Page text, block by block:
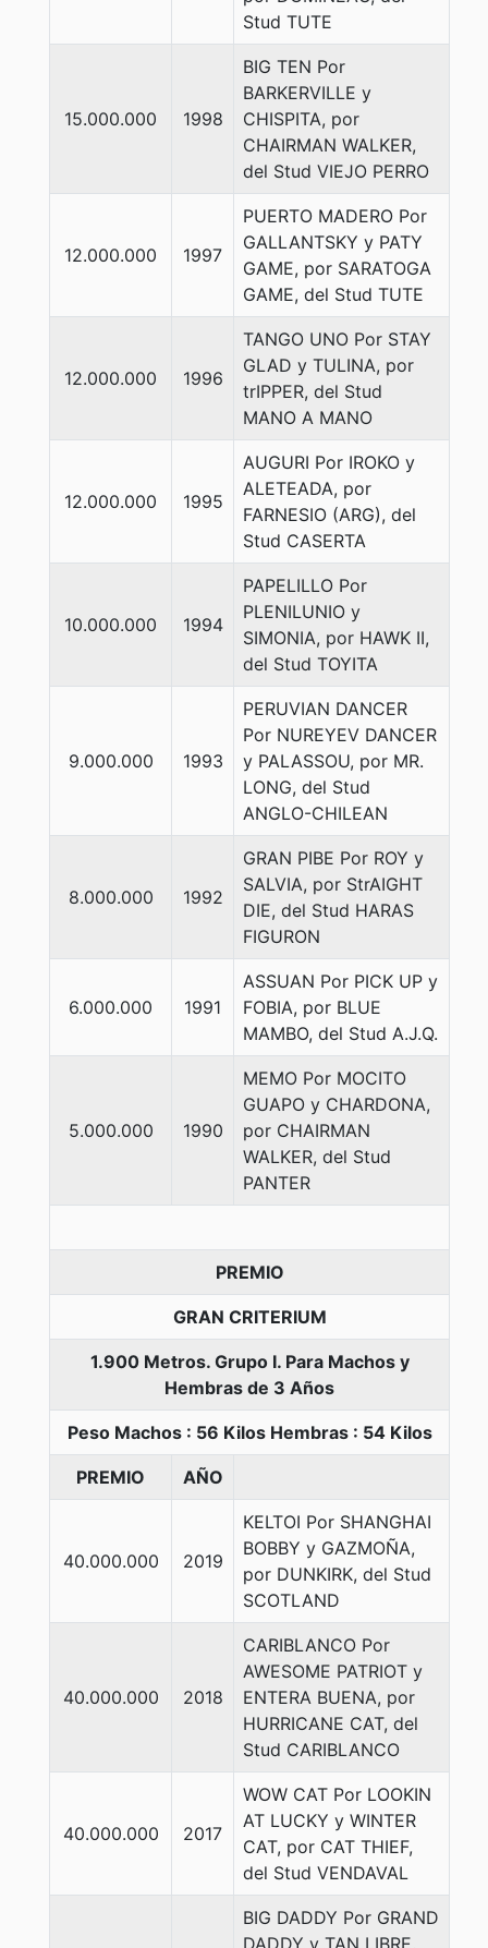
Stud TUTE
15.000.000 1998
BIG TEN Por
BARKERVILLE y
CHISPITA, por
CHAIRMAN WALKER,
del Stud VIEJO PERRO
12.000.000 1997
PUERTO MADERO Por
GALLANTSKY y PATY
GAME, por SARATOGA
GAME, del Stud TUTE
12.000.000 1996
TANGO UNO Por STAY
GLAD y TULINA, por
trIPPER, del Stud
MANO A MANO
12.000.000 1995
AUGURI Por IROKO y
ALETEADA, por
FARNESIO (ARG), del
Stud CASERTA
10.000.000 1994
PAPELILLO Por
PLENILUNIO y
SIMONIA, por HAWK II,
del Stud TOYITA
9.000.000 1993
PERUVIAN DANCER
Por NUREYEV DANCER
y PALASSOU, por MR.
LONG, del Stud
ANGLO-CHILEAN
8.000.000 1992
GRAN PIBE Por ROY y
SALVIA, por StrAIGHT
DIE, del Stud HARAS
FIGURON
6.000.000 1991
ASSUAN Por PICK UP y
FOBIA, por BLUE
MAMBO, del Stud A.J.Q.
5.000.000 1990
MEMO Por MOCITO
GUAPO y CHARDONA,
por CHAIRMAN
WALKER, del Stud
PANTER
PREMIO
GRAN CRITERIUM
1.900 Metros. Grupo I. Para Machos y
Hembras de 3 Años
Peso Machos : 56 Kilos Hembras : 54 Kilos
PREMIO AÑO
40.000.000 2019
KELTOI Por SHANGHAI
BOBBY y GAZMOÑA,
por DUNKIRK, del Stud
SCOTLAND
40.000.000 2018
CARIBLANCO Por
AWESOME PATRIOT y
ENTERA BUENA, por
HURRICANE CAT, del
Stud CARIBLANCO
40.000.000 2017
WOW CAT Por LOOKIN
AT LUCKY y WINTER
CAT, por CAT THIEF,
del Stud VENDAVAL
BIG DADDY Por GRAND
DADDY y TAN LIBRE,